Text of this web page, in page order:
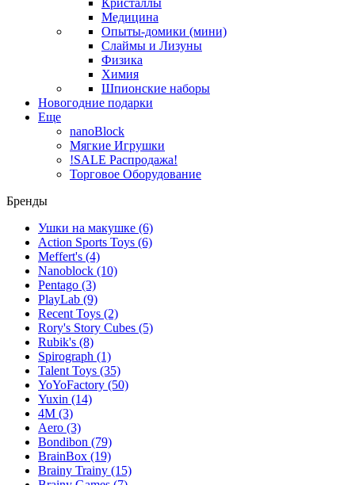
Кристаллы
Медицина
Опыты-домики (мини)
Слаймы и Лизуны
Физика
Химия
Шпионские наборы
Новогодние подарки
Еще
nanoBlock
Мягкие Игрушки
!SALE Распродажа!
Торговое Оборудование
Бренды
Ушки на макушке (6)
Action Sports Toys (6)
Meffert's (4)
Nanoblock (10)
Pentago (3)
PlayLab (9)
Recent Toys (2)
Rory's Story Cubes (5)
Rubik's (8)
Spirograph (1)
Talent Toys (35)
YoYoFactory (50)
Yuxin (14)
4M (3)
Aero (3)
Bondibon (79)
BrainBox (19)
Brainy Trainy (15)